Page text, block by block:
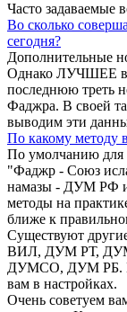
Часто задаваемые
Во сколько
сегодня?
Дополнительные
Однако ЛУЧШЕЕ
последнюю треть
Фаджра. В своей
выводим эти
По какому методу
По умолчанию для
"Фаджр - Союз
намазы - ДУМ РФ и
методы на
ближе к
Существуют
ВИЛ, ДУМ РТ,
ДУМСО, ДУМ РБ.
вам в настройках.
Очень советуем